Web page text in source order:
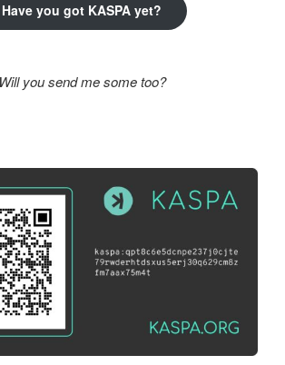
Have you got KASPA yet?
Will you send me some too?